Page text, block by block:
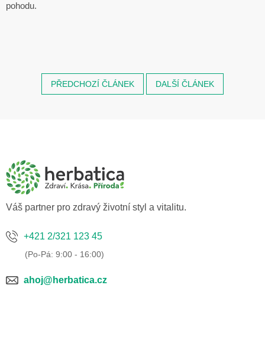
pohodu.
PŘEDCHOZÍ ČLÁNEK DALŠÍ ČLÁNEK
a
Váš partner pro zdravý životní styl a vitalitu.
+421 2/321 123 45
ahoj@herbatica.cz